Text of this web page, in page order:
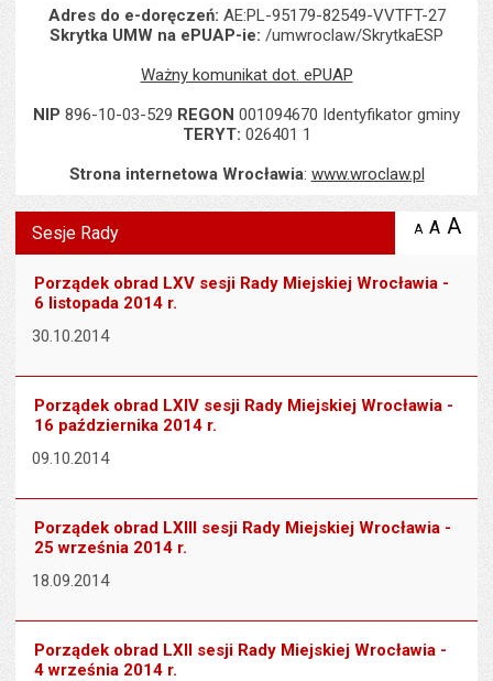
Adres do e-doręczeń: AE:PL-95179-82549-VVTFT-27
Skrytka UMW na ePUAP-ie: /umwroclaw/SkrytkaESP
Ważny komunikat dot. ePUAP
NIP 896-10-03-529 REGON 001094670 Identyfikator gminy
TERYT: 026401 1
Strona internetowa Wrocławia: www.wroclaw.pl
Sesje Rady A zmniejsz
A A
Porządek obrad LXV sesji Rady Miejskiej Wrocławia -
6 listopada 2014 r.
30.10.2014
Porządek obrad LXIV sesji Rady Miejskiej Wrocławia -
16 października 2014 r.
09.10.2014
Porządek obrad LXIII sesji Rady Miejskiej Wrocławia -
25 września 2014 r.
18.09.2014
Porządek obrad LXII sesji Rady Miejskiej Wrocławia -
4 września 2014 r.